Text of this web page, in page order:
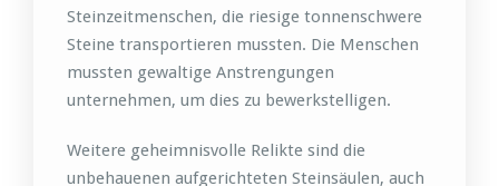
Steinzeitmenschen, die riesige tonnenschwere
Steine transportieren mussten. Die Menschen
mussten gewaltige Anstrengungen
unternehmen, um dies zu bewerkstelligen.
Weitere geheimnisvolle Relikte sind die
unbehauenen aufgerichteten Steinsäulen, auch